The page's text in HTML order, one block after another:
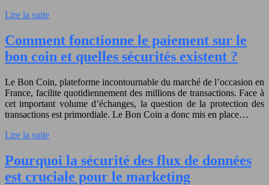
Lire la suite
Comment fonctionne le paiement sur le
bon coin et quelles sécurités existent ?
Le Bon Coin, plateforme incontournable du marché de l’occasion en
France, facilite quotidiennement des millions de transactions. Face à
cet important volume d’échanges, la question de la protection des
transactions est primordiale. Le Bon Coin a donc mis en place…
Lire la suite
Pourquoi la sécurité des flux de données
est cruciale pour le marketing